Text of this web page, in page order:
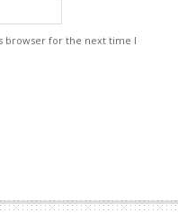
browser for the next time I